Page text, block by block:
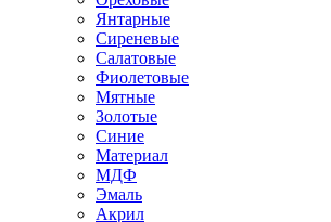
Янтарные
Сиреневые
Салатовые
Фиолетовые
Мятные
Золотые
Синие
Материал
МДФ
Эмаль
Акрил